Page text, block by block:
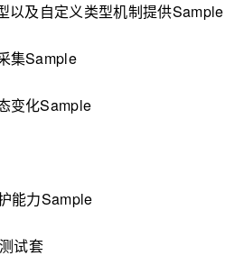
以及自定义类型机制提供Sample
集Sample
变化Sample
能力Sample
试套